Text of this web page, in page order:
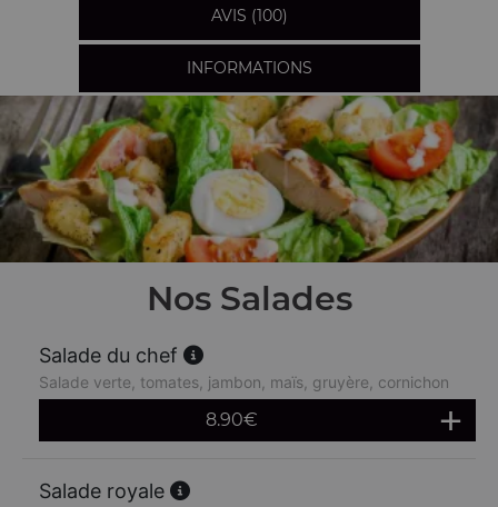
AVIS (100)
INFORMATIONS
Nos Salades
Salade du chef
Salade verte, tomates, jambon, maïs, gruyère, cornichon
8.90€
Salade royale